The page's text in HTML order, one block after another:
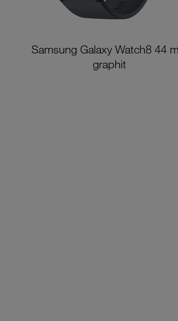
Samsung Galaxy Watch8 44
graphit